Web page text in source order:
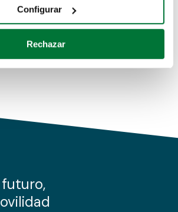
dispositivo analizándolo activamente
específicas (huellas
sobre cómo se procesan sus
uso que haga del sitio web con
de redes sociales, publicidad y análisis
Configurar
Rechazar